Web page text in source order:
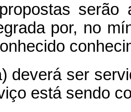
serão
por, no
deverá ser
está sendo